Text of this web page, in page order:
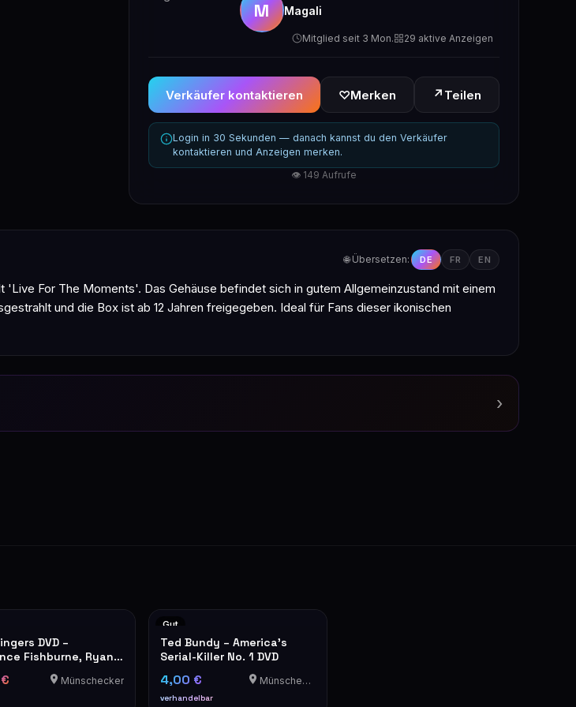
M Magali
Mitglied seit 3 Mon. 29 aktive Anzeigen
Verkäufer kontaktieren ♡Merken ↗ Teilen
Login in 30 Sekunden — danach kannst du den Verkäufer
kontaktieren und Anzeigen merken.
👁 149 Aufrufe
🌐 Übersetzen: DE FR EN
For The Moments'. Das Gehäuse befindet sich in gutem Allgemeinzustand mit einem
und die Box ist ab 12 Jahren freigegeben. Ideal für Fans dieser ikonischen
›
DVD –
Fishburne, Ryan
Münschecker
Gut
Ted Bundy – America's
Serial-Killer No. 1 DVD
4,00 €
verhandelbar
Münschecker